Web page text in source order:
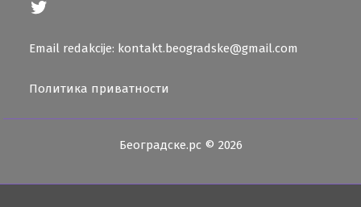
Twitter
Email redakcije: kontakt.beogradske@gmail.com
Политика приватности
Београдске.рс © 2026